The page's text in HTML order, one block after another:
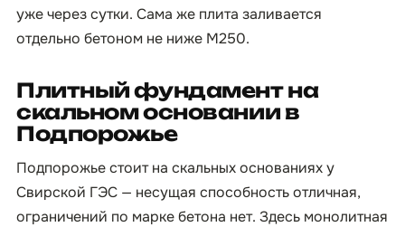
уже через сутки. Сама же плита заливается
отдельно бетоном не ниже М250.
Плитный фундамент на
скальном основании в
Подпорожье
Подпорожье стоит на скальных основаниях у
Свирской ГЭС — несущая способность отличная,
ограничений по марке бетона нет. Здесь монолитная